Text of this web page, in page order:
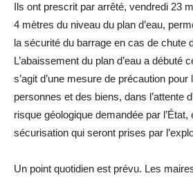
Ils ont prescrit par arrêté, vendredi 23
4 mètres du niveau du plan d’eau,
la sécurité du barrage en cas de chute
L’abaissement du plan d’eau a débuté
s’agit d’une mesure de précaution
personnes et des biens, dans l’attente
risque géologique demandée par
sécurisation qui seront prises par
Un point quotidien est prévu. Les